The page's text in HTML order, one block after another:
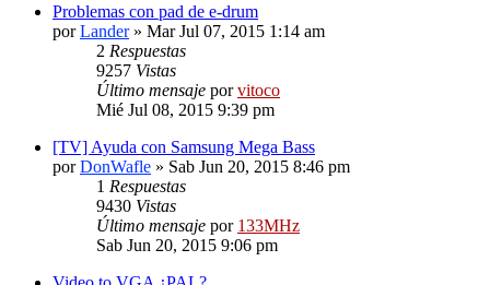
Problemas con pad de e-drum
porLander» Mar Jul 07, 2015 1:14 am
2 Respuestas
9257 Vistas
Último mensaje porvitoco
Mié Jul 08, 2015 9:39 pm
[TV] Ayuda con Samsung Mega Bass
porDonWafle » Sab Jun 20, 2015 8:46 pm
1 Respuestas
9430 Vistas
Último mensaje por 133MHz
Sab Jun 20, 2015 9:06 pm